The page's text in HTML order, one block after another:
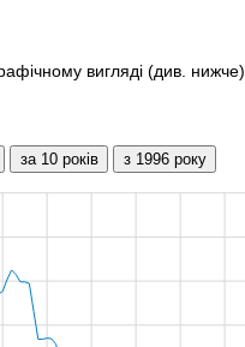
вигляді (див. нижче).